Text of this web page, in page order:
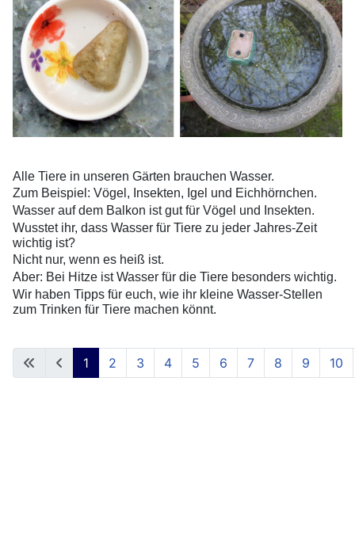
Alle Tiere in unseren Gärten brauchen Wasser.
Zum Beispiel: Vögel, Insekten, Igel und Eichhörnchen.
Wasser auf dem Balkon ist gut für Vögel und Insekten.
Wusstet ihr, dass Wasser für Tiere zu jeder Jahres-Zeit
wichtig ist?
Nicht nur, wenn es heiß ist.
Aber: Bei Hitze ist Wasser für die Tiere besonders wichtig.
Wir haben Tipps für euch, wie ihr kleine Wasser-Stellen
zum Trinken für Tiere machen könnt.
Seite 1 von 66
1 2 3 4 5 6 7 8 9 10